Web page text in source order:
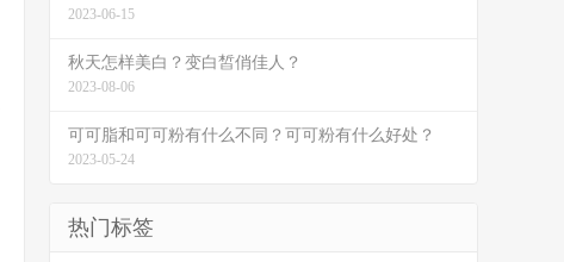
2023-06-15
秋天怎样美白？变白皙俏佳人？
2023-08-06
可可脂和可可粉有什么不同？可可粉有什么好处？
2023-05-24
热门标签